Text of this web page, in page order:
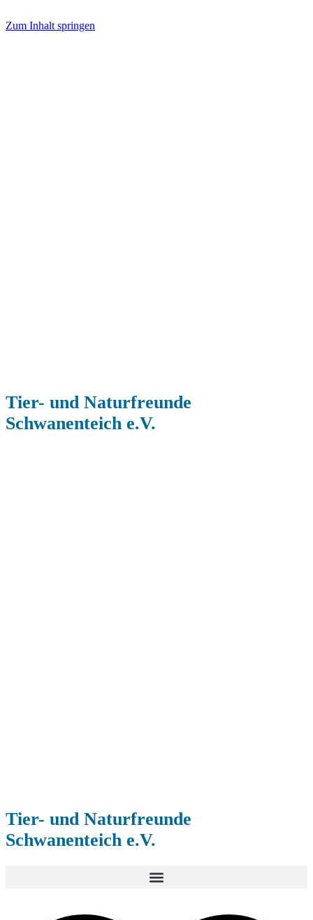
Zum Inhalt springen
Tier- und Naturfreunde
Schwanenteich e.V.
Tier- und Naturfreunde
Schwanenteich e.V.